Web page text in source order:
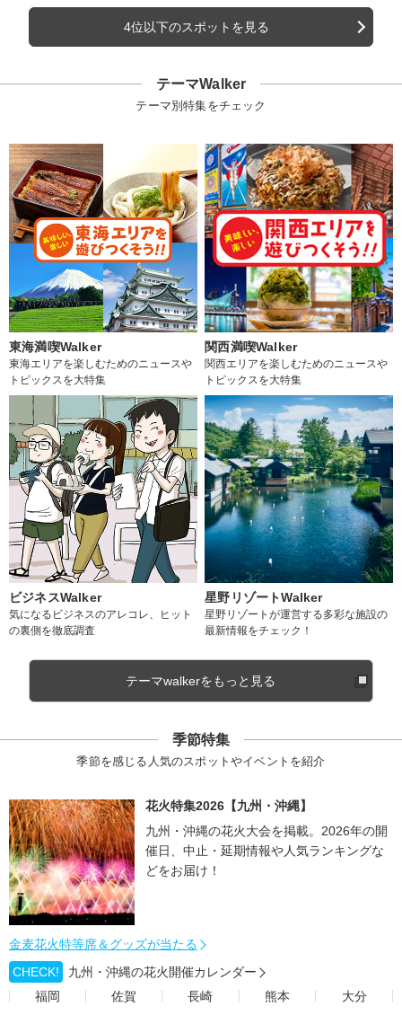
4位以下のスポットを見る
テーマWalker
テーマ別特集をチェック
東海満喫Walker
東海エリアを楽しむためのニュースや
トピックスを大特集
関西満喫Walker
関西エリアを楽しむためのニュースや
トピックスを大特集
ビジネスWalker
気になるビジネスのアレコレ、ヒット
の裏側を徹底調査
星野リゾートWalker
星野リゾートが運営する多彩な施設の
最新情報をチェック！
テーマwalkerをもっと見る
季節特集
季節を感じる人気のスポットやイベントを紹介
花火特集2026【九州・沖縄】
九州・沖縄の花火大会を掲載。2026年の開
催日、中止・延期情報や人気ランキングな
どをお届け！
金麦花火特等席＆グッズが当たる
CHECK!
九州・沖縄の花火開催カレンダー
福岡
佐賀 長崎 熊本
大分